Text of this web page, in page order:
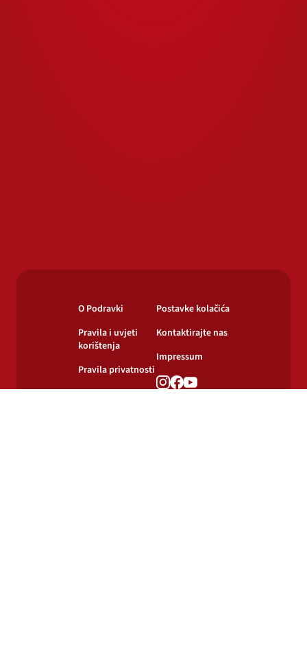
O Podravki
Pravila i uvjeti
korištenja
Pravila privatnosti
Postavke kolačića
Kontaktirajte nas
Impressum